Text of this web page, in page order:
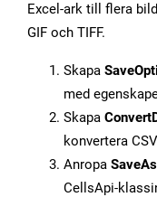
Excel-ark till flera
GIF och TIFF.
Skapa
med
Skapa
konvertera
Anropa
CellsApi-